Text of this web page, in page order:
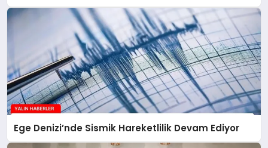
Ege Denizi’nde Sismik Hareketlilik Devam Ediyor